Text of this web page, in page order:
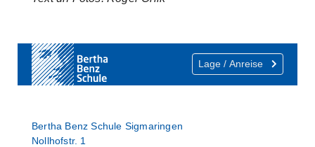
Show larger versionShow larger versionShow larger version
Show larger
Show larger versionShow larger version
Lage / Anreise
Bertha Benz Schule Sigmaringen
Nollhofstr. 1